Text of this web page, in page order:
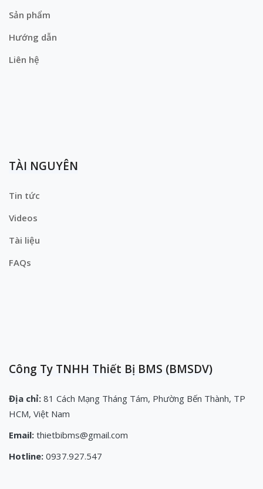
Sản phẩm
Hướng dẫn
Liên hệ
TÀI NGUYÊN
Tin tức
Videos
Tài liệu
FAQs
Công Ty TNHH Thiết Bị BMS (BMSDV)
Địa chỉ: 81 Cách Mạng Tháng Tám, Phường Bến Thành, TP
HCM, Việt Nam
Email: thietbibms@gmail.com
Hotline: 0937.927.547